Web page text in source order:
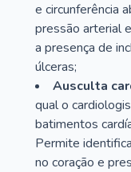
e circunferência
pressão arterial
a presença de
úlceras;
Ausculta
qual o
batimentos
Permite
no coração e